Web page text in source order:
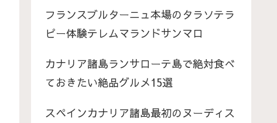
フランスブルターニュ本場のタラソテラ
ピー体験テレムマランドサンマロ
カナリア諸島ランサローテ島で絶対食べ
ておきたい絶品グルメ15選
スペインカナリア諸島最初のヌーディス